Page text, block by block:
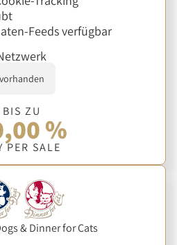
Feeds verfügbar
vorhanden
BIS ZU
%
PER SALE
& Dinner for Cats